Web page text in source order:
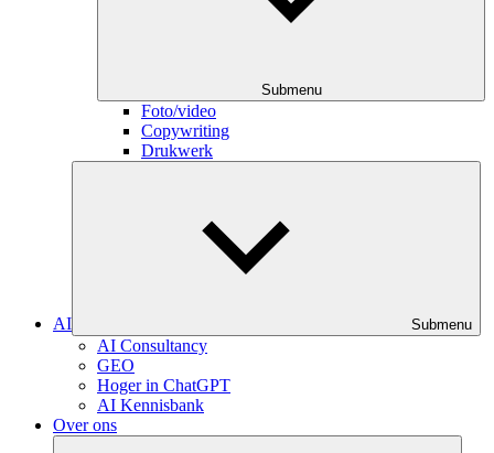
Submenu
Foto/video
Copywriting
Drukwerk
AI Submenu
AI Consultancy
GEO
Hoger in ChatGPT
AI Kennisbank
Over ons